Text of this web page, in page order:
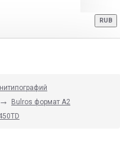
RUB
Bulros формат A2